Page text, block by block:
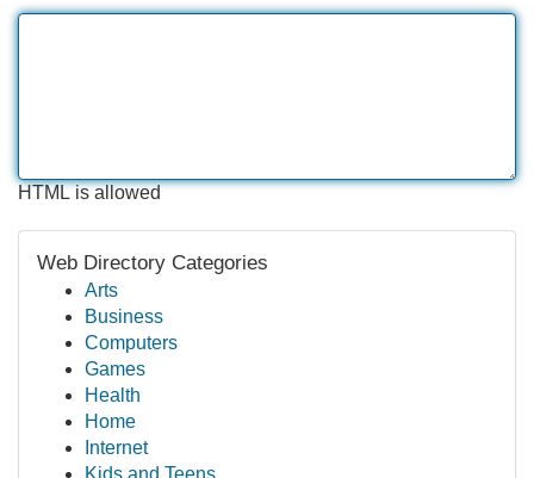
HTML is allowed
Web Directory Categories
Arts
Business
Computers
Games
Health
Home
Internet
Kids and Teens